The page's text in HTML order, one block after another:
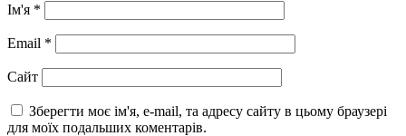
Ім'я *
Email *
Сайт
Зберегти моє ім'я, e-mail, та адресу сайту в цьому браузері
для моїх подальших коментарів.